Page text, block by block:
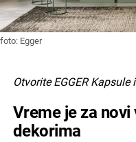
foto: Egger
Otvorite EGGER
Vreme je za
dekorima